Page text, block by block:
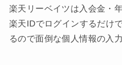
楽天リーベイツは入会金・
楽天IDでログインするだけ
るので面倒な個人情報の入